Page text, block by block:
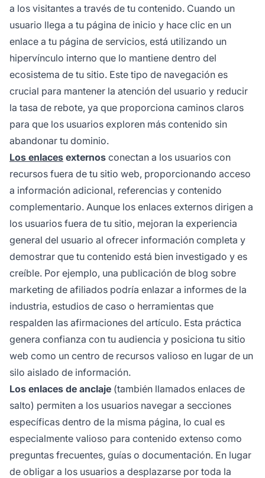
a los visitantes a través de tu contenido. Cuando un
usuario llega a tu página de inicio y hace clic en un
enlace a tu página de servicios, está utilizando un
hipervínculo interno que lo mantiene dentro del
ecosistema de tu sitio. Este tipo de navegación es
crucial para mantener la atención del usuario y reducir
la tasa de rebote, ya que proporciona caminos claros
para que los usuarios exploren más contenido sin
abandonar tu dominio.
Los enlaces externos conectan a los usuarios con
recursos fuera de tu sitio web, proporcionando acceso
a información adicional, referencias y contenido
complementario. Aunque los enlaces externos dirigen a
los usuarios fuera de tu sitio, mejoran la experiencia
general del usuario al ofrecer información completa y
demostrar que tu contenido está bien investigado y es
creíble. Por ejemplo, una publicación de blog sobre
marketing de afiliados podría enlazar a informes de la
industria, estudios de caso o herramientas que
respalden las afirmaciones del artículo. Esta práctica
genera confianza con tu audiencia y posiciona tu sitio
web como un centro de recursos valioso en lugar de un
silo aislado de información.
Los enlaces de anclaje (también llamados enlaces de
salto) permiten a los usuarios navegar a secciones
específicas dentro de la misma página, lo cual es
especialmente valioso para contenido extenso como
preguntas frecuentes, guías o documentación. En lugar
de obligar a los usuarios a desplazarse por toda la